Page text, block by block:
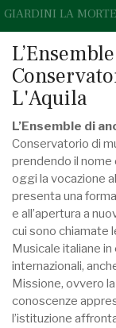
GIARDINI LA
L'Aquila
L’Ensemble di
Conservatorio di
prendendo il
oggi la vocazione
presenta una
e all’apertura a
cui sono chiamate
Musicale italiane
internazionali,
Missione, ovvero
conoscenze
l’istituzione